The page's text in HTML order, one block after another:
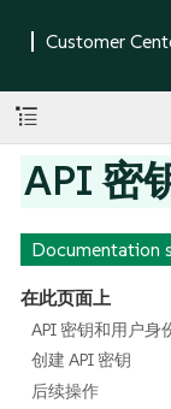
API 密
Documentation
在此页面上
API 密钥和用户身
创建 API 密钥
后续操作